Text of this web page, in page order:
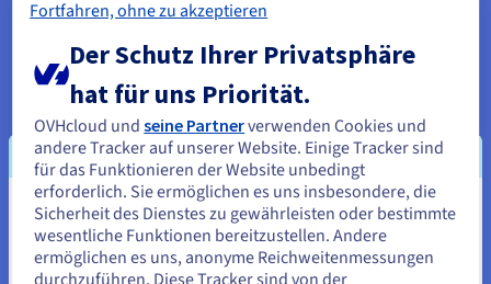
Qualität und Codekontrolle
Die Code-Review-Funktionen von GitHub stärken die
Gesamtqualität. Die Entwickler teilen sich die
Verantwortung für die Kontrolle der Änderungen.
Lernen und Ausbildung
Sie scheinen sich in Vereinigte
Staaten zu befinden.
Fortfahren, ohne zu akzeptieren
Der Schutz Ihrer Privatsphäre
hat für uns Priorität.
OVHcloud undseine Partnerverwenden Cookies und
andere Tracker auf unserer Website. Einige Tracker sind
für das Funktionieren der Website unbedingt
erforderlich. Sie ermöglichen es uns insbesondere, die
Sicherheit des Dienstes zu gewährleisten oder bestimmte
wesentliche Funktionen bereitzustellen. Andere
ermöglichen es uns, anonyme Reichweitenmessungen
durchzuführen. Diese Tracker sind von der